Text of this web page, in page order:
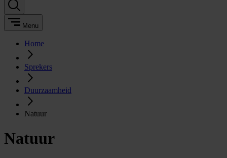
Menu
Home
Sprekers
Duurzaamheid
Natuur
Natuur